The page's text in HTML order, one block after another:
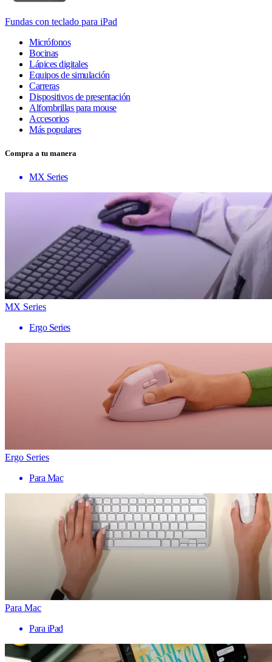
Fundas con teclado para iPad
Micrófonos
Bocinas
Lápices digitales
Equipos de simulación
Carreras
Dispositivos de presentación
Alfombrillas para mouse
Accesorios
Más populares
Compra a tu manera
MX Series
MX Series
Ergo Series
Ergo Series
Para Mac
Para Mac
Para iPad